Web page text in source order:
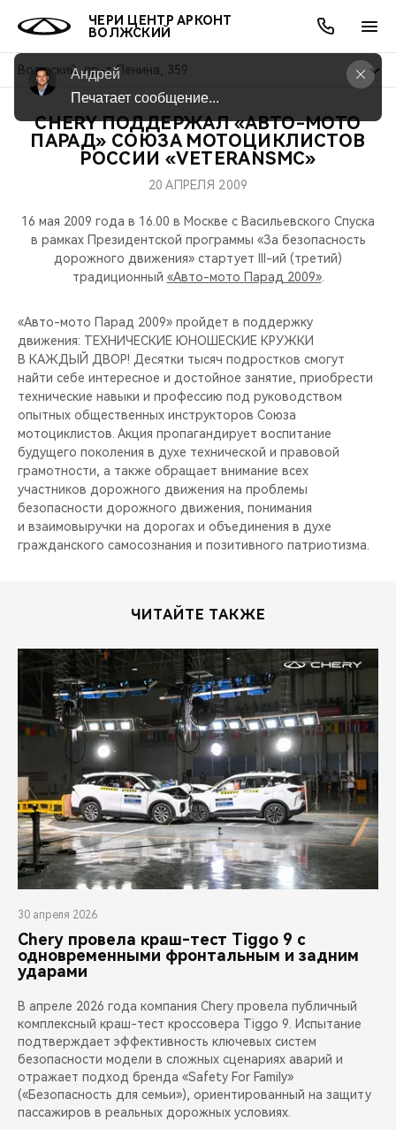
ЧЕРИ ЦЕНТР АРКОНТ
ВОЛЖСКИЙ
Волжский, пр-т Ленина, 359
МОДЕЛИ
СЕДАНЫ
НОВИНКИ
ПОКУПАТЕЛЯМ
КРЕДИТ И СТРАХОВАНИЕ
ВЛАДЕЛЬЦАМ
ЗАПЧАСТИ И АКСЕССУАРЫ
ПОДДЕРЖКА
МИР CHERY
О БРЕНДЕ
CHERY В СОЦСЕТЯХ
БЛАГОТВОРИТЕЛЬНОСТЬ
CHERY REMOTE
CHERY И СПОРТ
НАШИ МЕРОПРИЯТИЯ
ВИДЕООБЗОРЫ
АКЦИИ
ОНЛАЙН СЕРВИСЫ
КРЕДИТ
О КОМПАНИИ
МЫ В СОЦСЕТЯХ
CHERY ПОДДЕРЖАЛ «АВТО-МОТО
ПАРАД» СОЮЗА МОТОЦИКЛИСТОВ
РОССИИ «VETERANSMC»
20 АПРЕЛЯ 2009
16 мая 2009 года в 16.00 в Москве с Васильевского Спуска
в рамках Президентской программы «За безопасность
дорожного движения» стартует III-ий (третий)
традиционный «Авто-мото Парад 2009».
«Авто-мото Парад 2009» пройдет в поддержку
движения: ТЕХНИЧЕСКИЕ ЮНОШЕСКИЕ КРУЖКИ
В КАЖДЫЙ ДВОР! Десятки тысяч подростков смогут
найти себе интересное и достойное занятие, приобрести
технические навыки и профессию под руководством
опытных общественных инструкторов Союза
мотоциклистов. Акция пропагандирует воспитание
будущего поколения в духе технической и правовой
грамотности, а также обращает внимание всех
участников дорожного движения на проблемы
безопасности дорожного движения, понимания
и взаимовыручки на дорогах и объединения в духе
гражданского самосознания и позитивного патриотизма.
ЧИТАЙТЕ ТАКЖЕ
30 апреля 2026
Chery провела краш-тест Tiggo 9 с
одновременными фронтальным и задним
ударами
В апреле 2026 года компания Chery провела публичный
комплексный краш-тест кроссовера Tiggo 9. Испытание
подтверждает эффективность ключевых систем
безопасности модели в сложных сценариях аварий и
отражает подход бренда «Safety For Family»
(«Безопасность для семьи»), ориентированный на защиту
пассажиров в реальных дорожных условиях.
Андрей
Печатает сообщение...